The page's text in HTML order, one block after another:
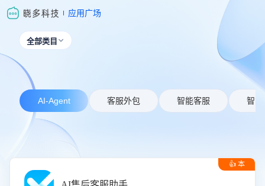
应用广场
全部类目 
AI-Agent 客服外包 智能客服 智能
👍 本